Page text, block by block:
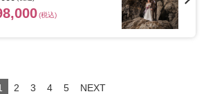
タイルを一緒に見つけましょう
(税込)
2 3 4 5 NEXT